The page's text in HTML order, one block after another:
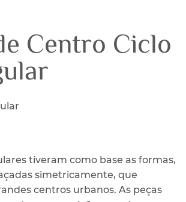
Centro Ciclo
tiveram como base as formas,
simetricamente, que
centros urbanos. As peças